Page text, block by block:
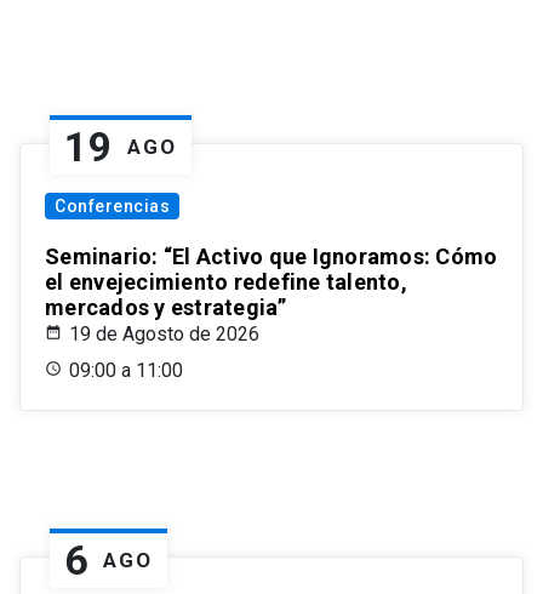
19 AGO
Conferencias
Seminario: “El Activo que Ignoramos: Cómo
el envejecimiento redefine talento,
mercados y estrategia”
19 de Agosto de 2026
09:00 a 11:00
6 AGO